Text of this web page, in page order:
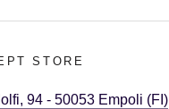
STORE
94 - 50053 Empoli (FI)